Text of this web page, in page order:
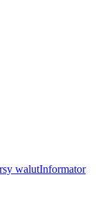
walutInformator